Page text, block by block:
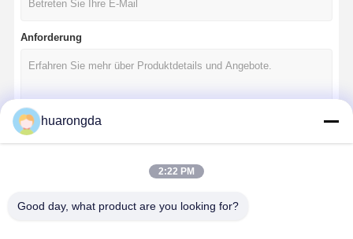
Anforderung
huarongda
2:22 PM
Good day, what product are you looking for?